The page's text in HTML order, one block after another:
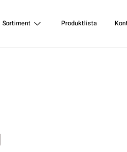
Sortiment Produktlista